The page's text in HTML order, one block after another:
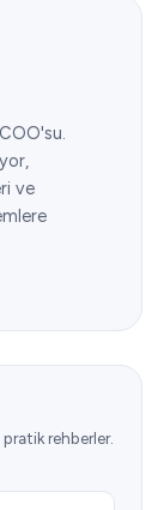
ve
rehberler.